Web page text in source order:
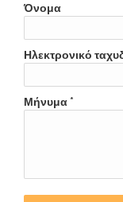
Όνομα
Ηλεκτρονικό
Μήνυμα *